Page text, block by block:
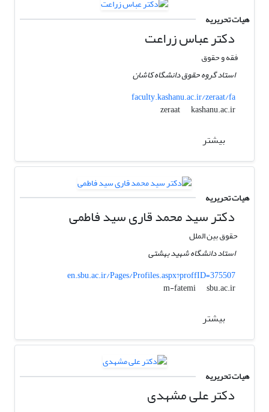
هیات تحریریه
دکتر عباس زراعت
فقه و حقوق
استاد گروه حقوق دانشگاه کاشان
faculty.kashanu.ac.ir/zeraat/fa
zeraat
kashanu.ac.ir
بیشتر
هیات تحریریه
دکتر سید محمد قاری سید فاطمی
حقوق بین الملل
استاد دانشگاه شهید بهشتی
en.sbu.ac.ir/Pages/Profiles.aspx?proffID=375507
m-fatemi
sbu.ac.ir
بیشتر
هیات تحریریه
دکتر علی مشهدی